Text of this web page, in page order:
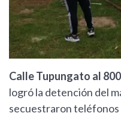
Calle Tupungato al
logró la detención del
secuestraron